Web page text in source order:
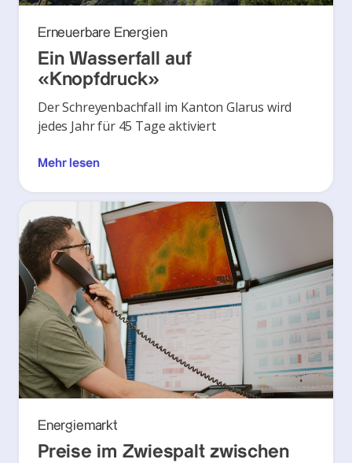
Erneuerbare Energien
Ein Wasserfall auf
«Knopfdruck»
Der Schreyenbachfall im Kanton Glarus wird
jedes Jahr für 45 Tage aktiviert
Mehr lesen
Energiemarkt
Preise im Zwiespalt zwischen